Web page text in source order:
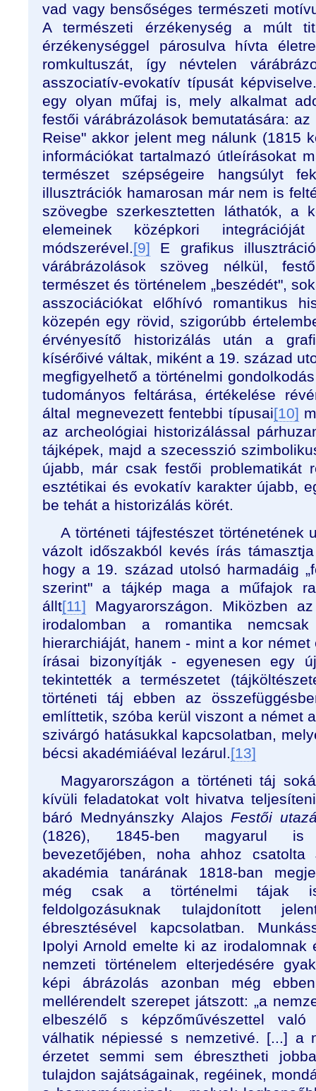
vad vagy bensőséges természeti
A természeti érzékenység a múlt
érzékenységgel párosulva hívta
romkultuszát, így névtelen
asszociatív-evokatív típusát
egy olyan műfaj is, mely alkalmat
festői várábrázolások bemutatására: az
Reise" akkor jelent meg nálunk (1815
információkat tartalmazó útleírásokat
természet szépségeire hangsúlyt
illusztrációk hamarosan már nem is
szövegbe szerkesztetten láthatók, a
elemeinek középkori
módszerével.[9] E grafikus
várábrázolások szöveg nélkül,
természet és történelem „beszédét",
asszociációkat előhívó romantikus
közepén egy rövid, szigorúbb
érvényesítő historizálás után a
kísérőivé váltak, miként a 19. század
megfigyelhető a történelmi
tudományos feltárása, értékelése
által megnevezett fentebbi típusai[10]
az archeológiai historizálással
tájképek, majd a szecesszió
újabb, már csak festői problematikát
esztétikai és evokatív karakter újabb,
be tehát a historizálás körét.
A történeti tájfestészet történetének
vázolt időszakból kevés írás
hogy a 19. század utolsó harmadáig
szerint" a tájkép maga a műfajok
állt[11] Magyarországon. Miközben
irodalomban a romantika
hierarchiáját, hanem - mint a kor
írásai bizonyítják - egyenesen egy
tekintették a természetet
történeti táj ebben az
említtetik, szóba kerül viszont a német
szivárgó hatásukkal kapcsolatban,
bécsi akadémiáéval lezárul.[13]
Magyarországon a történeti táj
kívüli feladatokat volt hivatva
báró Mednyánszky Alajos Festői
(1826), 1845-ben magyarul is
bevezetőjében, noha ahhoz
akadémia tanárának 1818-ban
még csak a történelmi tájak
feldolgozásuknak tulajdonított
ébresztésével kapcsolatban.
Ipolyi Arnold emelte ki az irodalomnak
nemzeti történelem elterjedésére
képi ábrázolás azonban még
mellérendelt szerepet játszott: „a
elbeszélő s képzőművészettel
válhatik népiessé s nemzetivé. [...] a
érzetet semmi sem ébresztheti
tulajdon sajátságainak, regéinek,